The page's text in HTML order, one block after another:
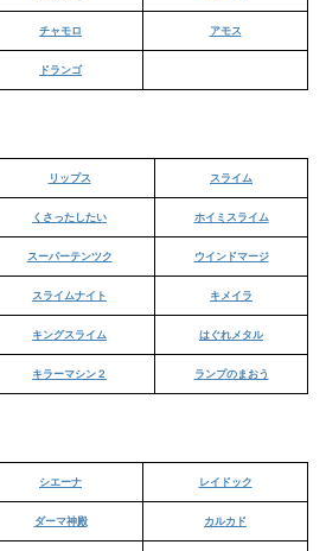
チャモロ アモス
ドランゴ
リップス スライム
くさったしたい ホイミスライム
スーパーテンツク ウインドマージ
スライムナイト キメイラ
キングスライム はぐれメタル
キラーマシン２ ランプのまおう
シエーナ レイドック
ダーマ神殿 カルカド